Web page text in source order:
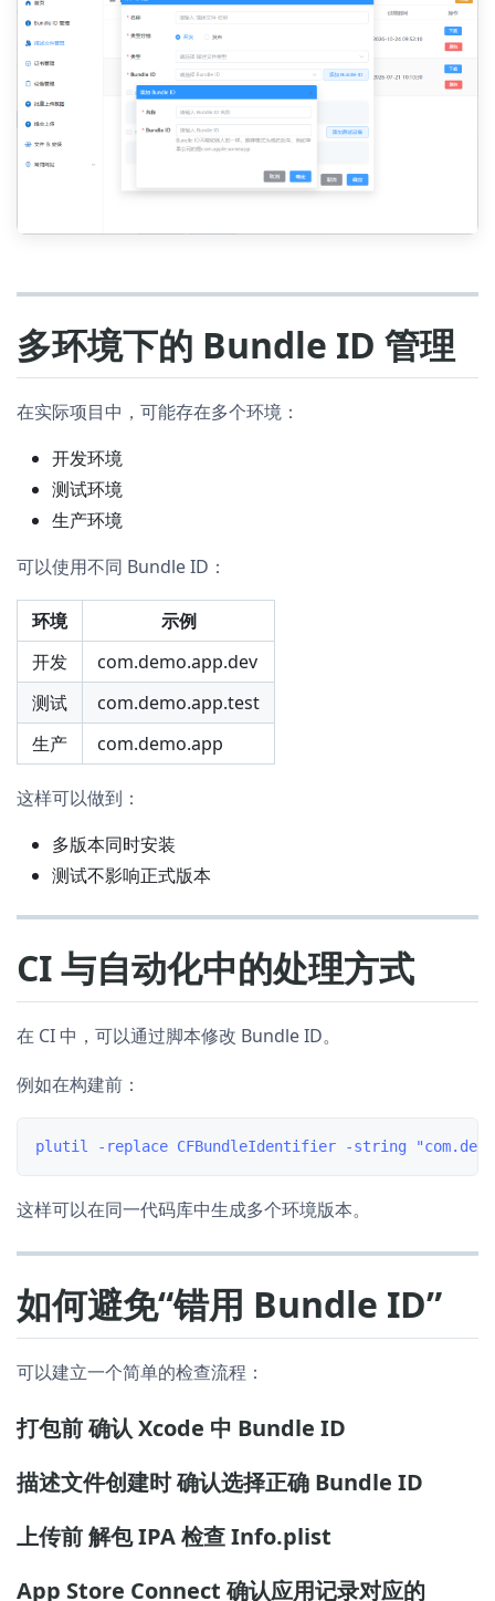
多环境下的 Bundle ID 管理
在实际项目中，可能存在多个环境：
开发环境
测试环境
生产环境
可以使用不同 Bundle ID：
环境
示例
开发
com.demo.app.dev
测试
com.demo.app.test
生产
com.demo.app
这样可以做到：
多版本同时安装
测试不影响正式版本
CI 与自动化中的处理方式
在 CI 中，可以通过脚本修改 Bundle ID。
例如在构建前：
这样可以在同一代码库中生成多个环境版本。
如何避免“错用 Bundle ID”
可以建立一个简单的检查流程：
打包前 确认 Xcode 中 Bundle ID
描述文件创建时 确认选择正确 Bundle ID
上传前 解包 IPA 检查 Info.plist
App Store Connect 确认应用记录对应的